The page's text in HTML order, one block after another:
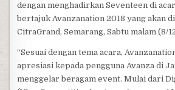
dengan menghadirkan Seventeen di
bertajuk Avanzanation 2018 yang akan
CitraGrand, Semarang, Sabtu malam (8/
“Sesuai dengan tema acara,
apresiasi kepada pengguna Avanza di
menggelar beragam event. Mulai dari